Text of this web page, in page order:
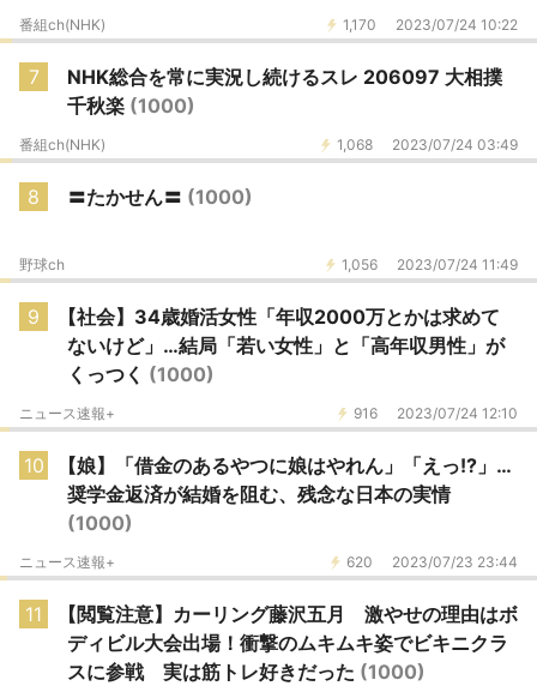
1,170 2023/07/24 10:22
番組ch(NHK)
7
NHK総合を常に実況し続けるスレ 206097 大相撲
千秋楽 (1000)
1,068 2023/07/24 03:49
番組ch(NHK)
8 〓たかせん〓 (1000)
1,056 2023/07/24 11:49
野球ch
9
【社会】34歳婚活女性「年収2000万とかは求めて
ないけど」…結局「若い女性」と「高年収男性」が
くっつく (1000)
916 2023/07/24 12:10
ニュース速報+
10
【娘】「借金のあるやつに娘はやれん」「えっ!?」…
奨学金返済が結婚を阻む、残念な日本の実情
(1000)
620 2023/07/23 23:44
ニュース速報+
11
【閲覧注意】カーリング藤沢五月 激やせの理由はボ
ディビル大会出場！衝撃のムキムキ姿でビキニクラ
スに参戦 実は筋トレ好きだった (1000)